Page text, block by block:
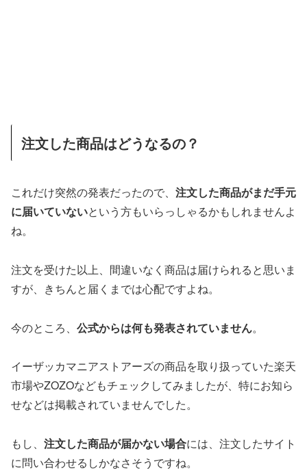
注文した商品はどうなるの？
これだけ突然の発表だったので、 注文した商品がまだ手元
に届いていないという方もいらっしゃるかもしれませんよ
ね。
注文を受けた以上、間違いなく商品は届けられると思いま
すが、きちんと届くまでは心配ですよね。
今のところ、 公式からは何も発表されていません。
イーザッカマニアストアーズの商品を取り扱っていた楽天
市場やZOZOなどもチェックしてみましたが、特にお知ら
せなどは掲載されていませんでした。
もし、 注文した商品が届かない場合には、注文したサイト
に問い合わせるしかなさそうですね。